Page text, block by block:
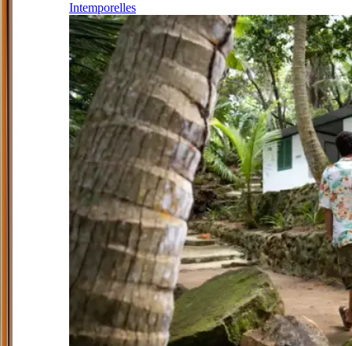
Intemporelles